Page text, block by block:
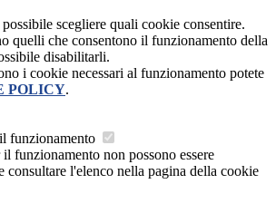
scegliere quali cookie consentire.
quelli che consentono il funzionamento della
disabilitarli.
i cookie necessari al funzionamento potete
POLICY.
funzionamento
funzionamento non possono essere
consultare l'elenco nella pagina della cookie